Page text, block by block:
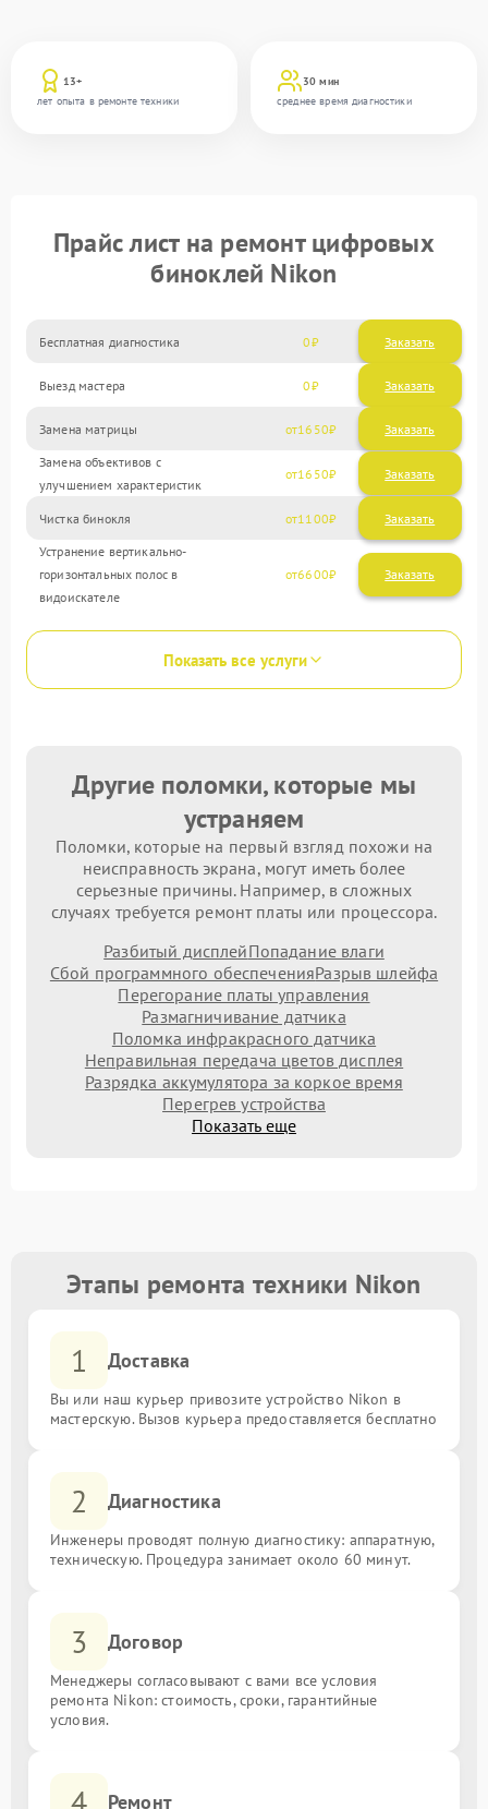
13+
лет опыта в ремонте техники
30 мин
среднее время диагностики
Прайс лист на ремонт цифровых
биноклей Nikon
Бесплатная диагностика 0 Заказать
Выезд мастера 0 Заказать
Замена матрицы 1650
Замена объективов с
улучшением характеристик
1650
Чистка бинокля 1100
Устранение вертикально-
горизонтальных полос в
видоискателе
6600
Показать все услуги
Другие поломки, которые мы
устраняем
Поломки, которые на первый взгляд похожи на
неисправность экрана, могут иметь более
серьезные причины. Например, в сложных
случаях требуется ремонт платы или процессора.
Разбитый дисплейПопадание влаги
Сбой программного обеспеченияРазрыв шлейфа
Перегорание платы управления
Размагничивание датчика
Поломка инфракрасного датчика
Неправильная передача цветов дисплея
Разрядка аккумулятора за коркое время
Перегрев устройства
Показать еще
Этапы ремонта техники Nikon
1 Доставка
Вы или наш курьер привозите устройство Nikon в
мастерскую. Вызов курьера предоставляется бесплатно
2 Диагностика
Инженеры проводят полную диагностику: аппаратную,
техническую. Процедура занимает около 60 минут.
3 Договор
Менеджеры согласовывают с вами все условия
ремонта Nikon: стоимость, сроки, гарантийные
условия.
Ремонт